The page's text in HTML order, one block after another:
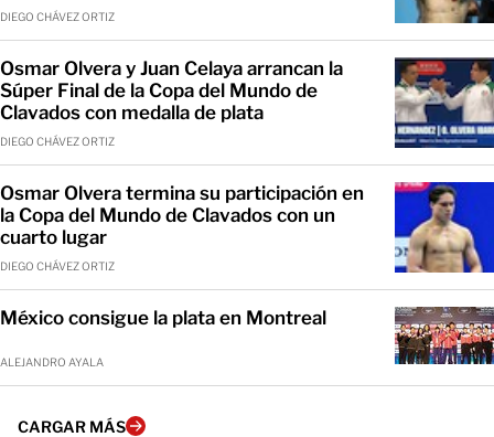
DIEGO CHÁVEZ ORTIZ
Osmar Olvera y Juan Celaya arrancan la
Súper Final de la Copa del Mundo de
Clavados con medalla de plata
DIEGO CHÁVEZ ORTIZ
Osmar Olvera termina su participación en
la Copa del Mundo de Clavados con un
cuarto lugar
DIEGO CHÁVEZ ORTIZ
México consigue la plata en Montreal
ALEJANDRO AYALA
CARGAR MÁS